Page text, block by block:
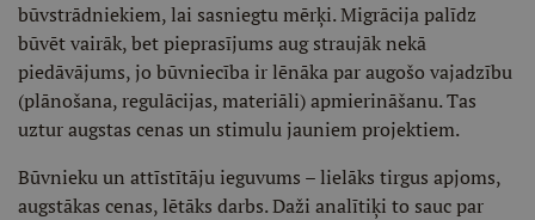
būvstrādniekiem, lai sasniegtu mērķi. Migrācija palīdz
būvēt vairāk, bet pieprasījums aug straujāk nekā
piedāvājums, jo būvniecība ir lēnāka par augošo vajadzību
(plānošana, regulācijas, materiāli) apmierināšanu. Tas
uztur augstas cenas un stimulu jauniem projektiem.
Būvnieku un attīstītāju ieguvums – lielāks tirgus apjoms,
augstākas cenas, lētāks darbs. Daži analītiķi to sauc par